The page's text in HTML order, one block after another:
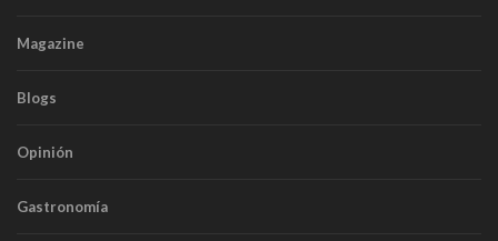
Magazine
Blogs
Opinión
Gastronomía